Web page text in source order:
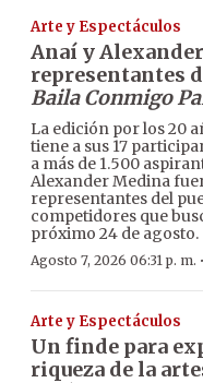
Arte y Espectáculos
Anaí y
representantes
Baila Conmigo
La edición por los 20
tiene a sus 17
a más de 1.500
Alexander Medina
representantes del
competidores que
próximo 24 de agosto.
Agosto 7, 2026 06:31 p. m. ·
Arte y Espectáculos
Un finde para
riqueza de la